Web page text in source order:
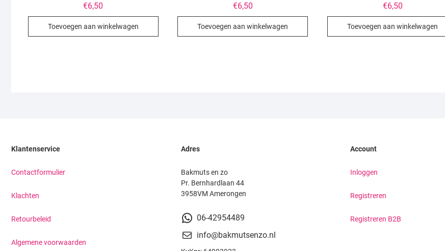
€6,50
Toevoegen aan winkelwagen
€6,50
Toevoegen aan winkelwagen
€6,50
Toevoegen aan winkelwagen
Klantenservice
Contactformulier
Klachten
Retourbeleid
Algemene voorwaarden
Adres
Bakmuts en zo
Pr. Bernhardlaan 44
3958VM Amerongen
06-42954489
info@bakmutsenzo.nl
Account
Inloggen
Registreren
Registreren B2B